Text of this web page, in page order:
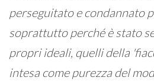
perseguitato e condannato
soprattutto perché è stato
propri ideali, quelli della
intesa come purezza del